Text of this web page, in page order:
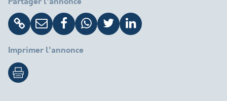
Imprimer l'annonce